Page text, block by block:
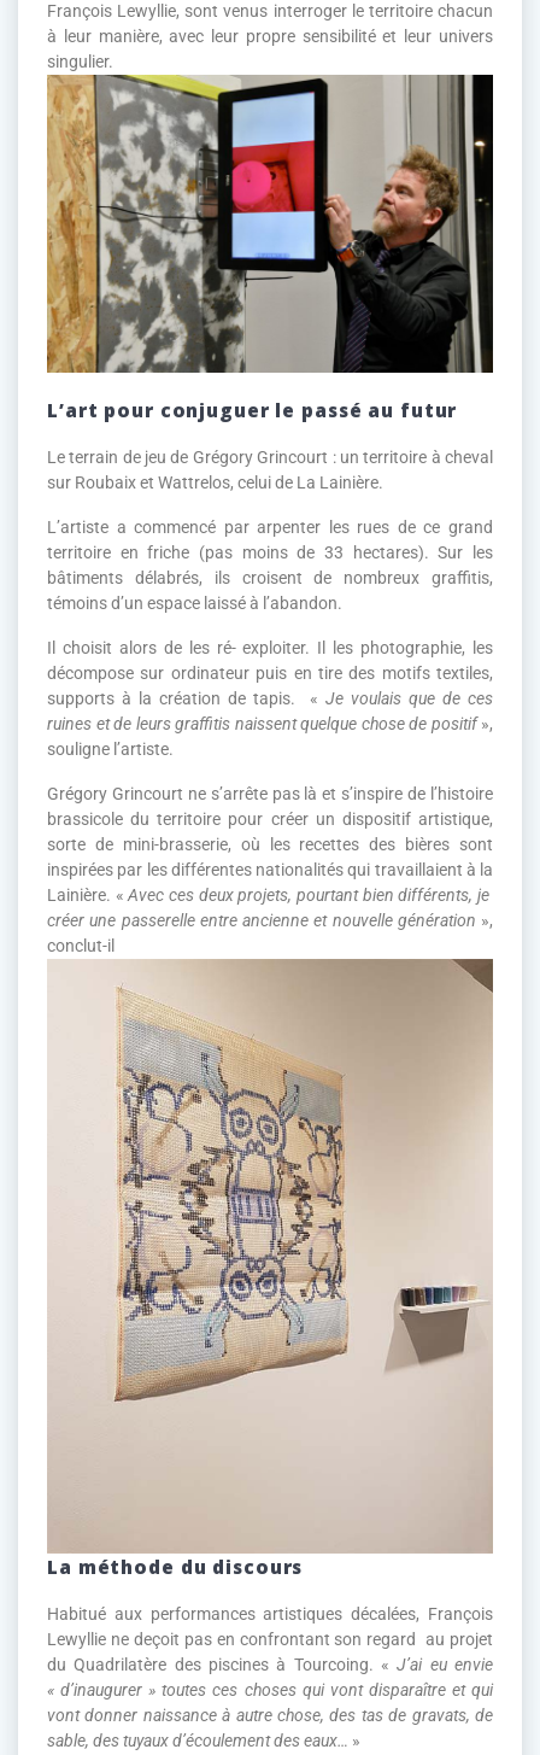
François Lewyllie, sont venus interroger le territoire chacun
à leur manière, avec leur propre sensibilité et leur univers
singulier.
L’art pour conjuguer le passé au futur
Le terrain de jeu de Grégory Grincourt : un territoire à cheval
sur Roubaix et Wattrelos, celui de La Lainière.
L’artiste a commencé par arpenter les rues de ce grand
territoire en friche (pas moins de 33 hectares). Sur les
bâtiments délabrés, ils croisent de nombreux graffitis,
témoins d’un espace laissé à l’abandon.
Il choisit alors de les ré- exploiter. Il les photographie, les
décompose sur ordinateur puis en tire des motifs textiles,
supports à la création de tapis. « Je voulais que de ces
ruines et de leurs graffitis naissent quelque chose de positif»,
souligne l’artiste.
Grégory Grincourt ne s’arrête pas là et s’inspire de l’histoire
brassicole du territoire pour créer un dispositif artistique,
sorte de mini-brasserie, où les recettes des bières sont
inspirées par les différentes nationalités qui travaillaient à la
Lainière. «Avec ces deux projets, pourtant bien différents, je
créer une passerelle entre ancienne et nouvelle génération »,
conclut-il
La méthode du discours
Habitué aux performances artistiques décalées, François
Lewyllie ne deçoit pas en confrontant son regard au projet
du Quadrilatère des piscines à Tourcoing. «J’ai eu envie
« d’inaugurer » toutes ces choses qui vont disparaître et qui
vont donner naissance à autre chose, des tas de gravats, de
sable, des tuyaux d’écoulement des eaux… »